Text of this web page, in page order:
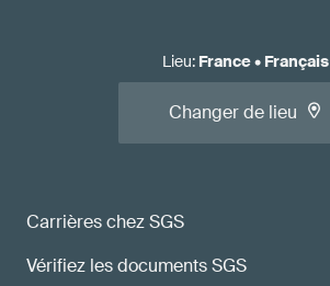
Carrières chez SGS
Vérifiez les documents SGS
Lieu: France• Français
Changer de lieu